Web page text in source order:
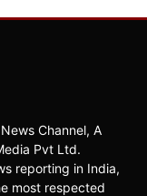
Channel, A
Pvt Ltd.
reporting in India,
most respected